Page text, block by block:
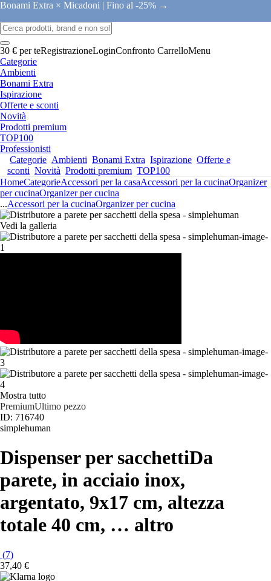
Bonami Extra × Micadoni | Fino al -25% →
30 € per teRegistrazioneLoginConfronto CarrelloMenu
Categorie
Ambienti
Bonami Extra
Ispirazione
Offerte e sconti
Novità
Prodotti premium
TOP100
Professionisti
Categorie Ambienti Bonami Extra Ispirazione Offerte e
sconti Novità Prodotti premium TOP100
HomeCategorieAccessori per la casaAccessori per la cucinaOrganizer
per cucinaOrganizer per cucina
...Accessori per la cucinaOrganizer per cucina
Vedi la galleria
Mostra tutto
PremiumUltimo pezzo
ID: 716740
simplehuman
Dispenser per sacchettiDa
parete, in acciaio inox,
argentato, 9x17 cm, altezza
totale 40 cm, … altro
(7)
37,40 €